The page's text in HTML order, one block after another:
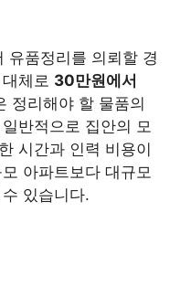
유품정리를 의뢰할 경
체로 30만원에서
정리해야 할 물품의
반적으로 집안의 모
시간과 인력 비용이
아파트보다 대규모
있습니다.